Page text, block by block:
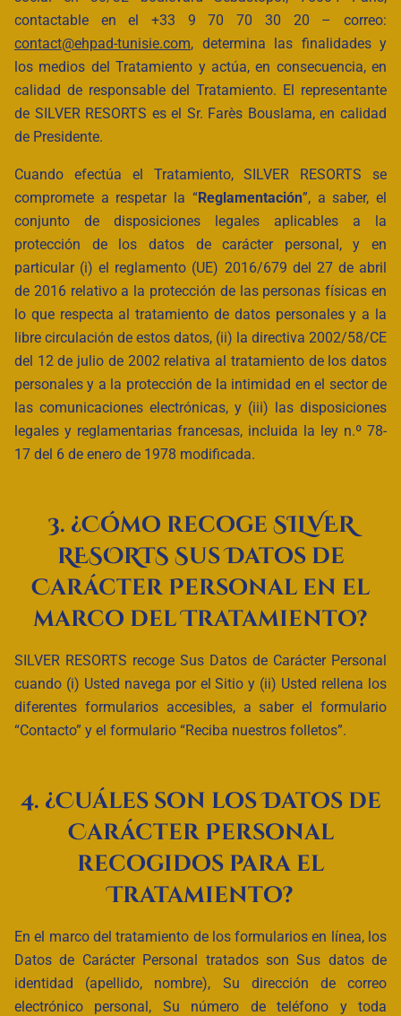
contactable en el +33 9 70 70 30 20 – correo:
contact@ehpad-tunisie.com, determina las finalidades y
los medios del Tratamiento y actúa, en consecuencia, en
calidad de responsable del Tratamiento. El representante
de SILVER RESORTS es el Sr. Farès Bouslama, en calidad
de Presidente.
Cuando efectúa el Tratamiento, SILVER RESORTS se
compromete a respetar la “Reglamentación”, a saber, el
conjunto de disposiciones legales aplicables a la
protección de los datos de carácter personal, y en
particular (i) el reglamento (UE) 2016/679 del 27 de abril
de 2016 relativo a la protección de las personas físicas en
lo que respecta al tratamiento de datos personales y a la
libre circulación de estos datos, (ii) la directiva 2002/58/CE
del 12 de julio de 2002 relativa al tratamiento de los datos
personales y a la protección de la intimidad en el sector de
las comunicaciones electrónicas, y (iii) las disposiciones
legales y reglamentarias francesas, incluida la ley n.º 78-
17 del 6 de enero de 1978 modificada.
3. ¿Cómo recoge SILVER
RESORTS Sus Datos de
Carácter Personal en el
marco del Tratamiento?
SILVER RESORTS recoge Sus Datos de Carácter Personal
cuando (i) Usted navega por el Sitio y (ii) Usted rellena los
diferentes formularios accesibles, a saber el formulario
“Contacto” y el formulario “Reciba nuestros folletos”.
4. ¿Cuáles son los Datos de
Carácter Personal
recogidos para el
Tratamiento?
En el marco del tratamiento de los formularios en línea, los
Datos de Carácter Personal tratados son Sus datos de
identidad (apellido, nombre), Su dirección de correo
electrónico personal, Su número de teléfono y toda